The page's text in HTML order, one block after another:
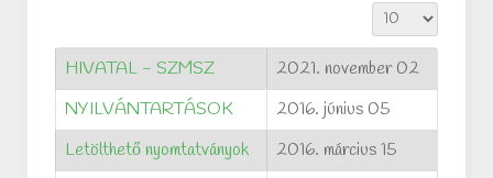
Tételek #
HIVATAL - SZMSZ
2021. november 02
NYILVÁNTARTÁSOK
2016. június 05
Letölthető nyomtatványok
2016. március 15